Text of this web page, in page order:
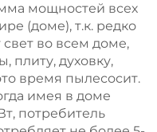
мощностей всех
(доме), т.к. редко
во всем доме,
плиту, духовку,
время пылесосит.
имея в доме
потребитель